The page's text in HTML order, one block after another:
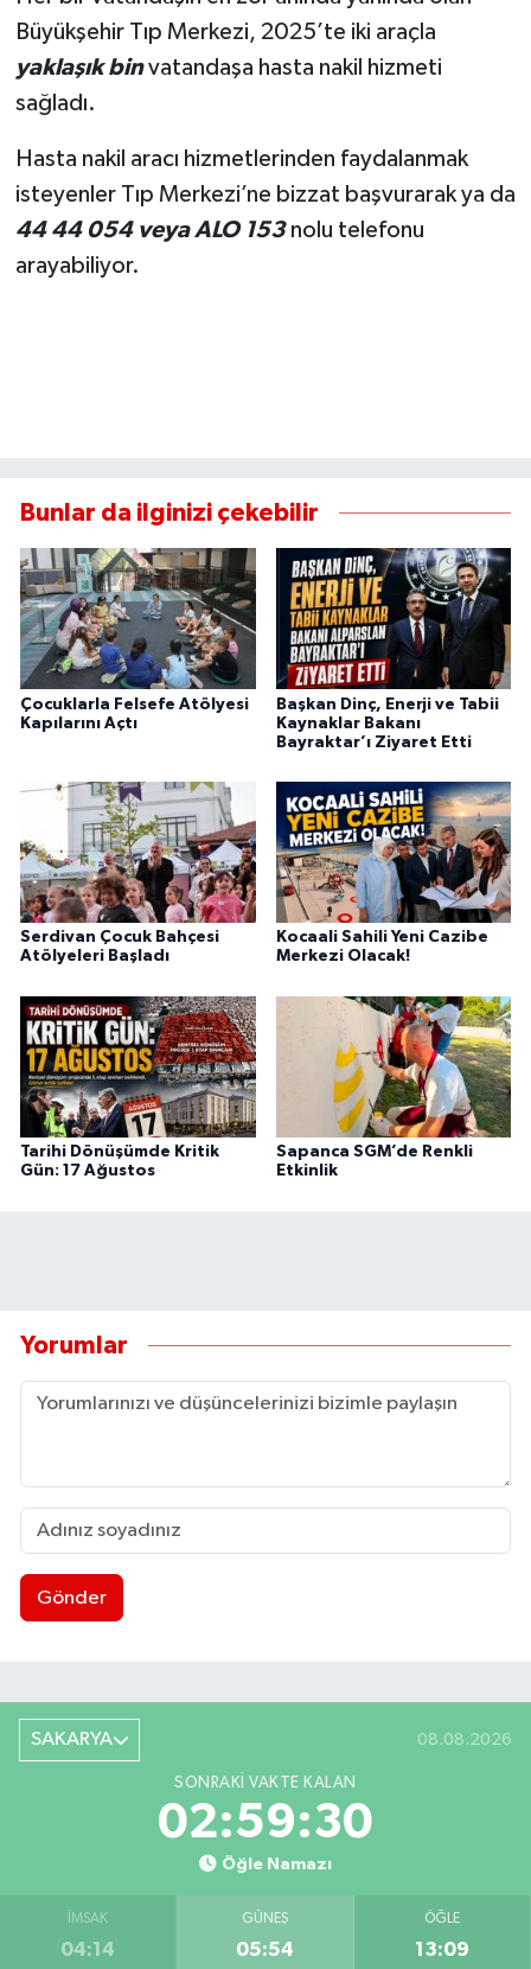
Büyükşehir Tıp Merkezi, 2025’te iki araçla
yaklaşık binvatandaşa hasta nakil hizmeti
sağladı.
Hasta nakil aracı hizmetlerinden faydalanmak
isteyenler Tıp Merkezi’ne bizzat başvurarak ya da
44 44 054 veya ALO 153 nolu telefonu
arayabiliyor.
Bunlar da ilginizi çekebilir
Çocuklarla Felsefe Atölyesi
Kapılarını Açtı
Başkan Dinç, Enerji ve Tabii
Kaynaklar Bakanı
Bayraktar’ı Ziyaret Etti
Serdivan Çocuk Bahçesi
Atölyeleri Başladı
Kocaali Sahili Yeni Cazibe
Merkezi Olacak!
Tarihi Dönüşümde Kritik
Gün: 17 Ağustos
Sapanca SGM’de Renkli
Etkinlik
Yorumlar
Gönder
SAKARYA 08.08.2026
SONRAKI VAKTE KALAN
02:59:29
Öğle Namazı
İMSAK
04:14
GÜNEŞ
05:54
ÖĞLE
13:09